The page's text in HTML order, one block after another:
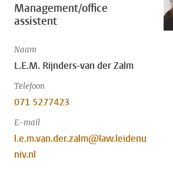
Management/office
assistent
Naam
L.E.M. Rijnders-van der Zalm
Telefoon
071 5277423
E-mail
l.e.m.van.der.zalm@law.leidenu
niv.nl